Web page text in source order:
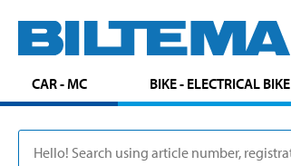
CAR - MC BIKE - ELECTRICAL BIKE